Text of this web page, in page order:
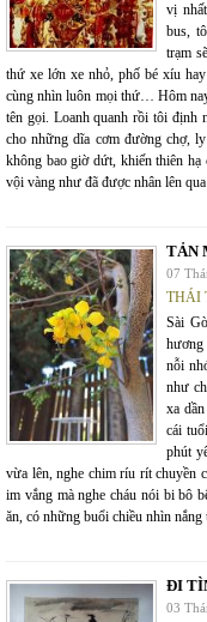
vị
bus,
trạm
thứ xe lớn xe nhỏ, phố bé xíu
cùng nhìn luôn mọi thứ… Hôm
tên gọi. Loanh quanh rồi tôi định
cho những dĩa cơm đường chợ,
không bao giờ dứt, khiến thiên
vội vàng như đã được nhân lên
TẢN
07
THÁI
Sài
hương
nỗi
như
xa
cái
phút
vừa lên, nghe chim ríu rít chuyền
im vắng mà nghe cháu nói bi bô
ăn, có những buổi chiều nhìn
ĐI
03